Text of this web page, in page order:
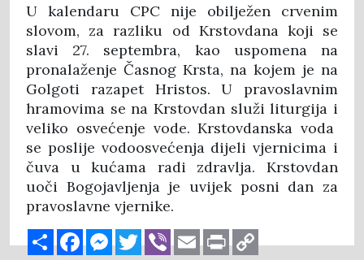
U kalendaru CPC nije obilježen crvenim
slovom, za razliku od Krstovdana koji se
slavi 27. septembra, kao uspomena na
pronalaženje Časnog Krsta, na kojem je na
Golgoti razapet Hristos. U pravoslavnim
hramovima se na Krstovdan služi liturgija i
veliko osvećenje vode. Krstovdanska voda
se poslije vodoosvećenja dijeli vjernicima i
čuva u kućama radi zdravlja. Krstovdan
uoči Bogojavljenja je uvijek posni dan za
pravoslavne vjernike.
ShareFacebook
Messenger
Twitter
ViberEmailPrint
Link